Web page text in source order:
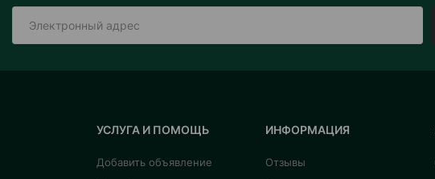
УСЛУГА И ПОМОЩЬ
Добавить объявление
ИНФОРМАЦИЯ
Отзывы